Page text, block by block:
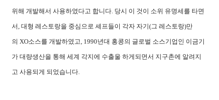
위해 개발해서 사용하였다고 합니다. 당시 이 것이 소위 유명세를 타면
서, 대형 레스토랑을 중심으로 셰프들이 각자 자기(그 레스토랑)만
의 XO소스를 개발하였고, 1990년대 홍콩의 글로벌 소스기업인 이금기
가 대량생산을 통해 세계 각지에 수출울 하게되면서 지구촌에 알려지
고 사용되게 되었습니다.